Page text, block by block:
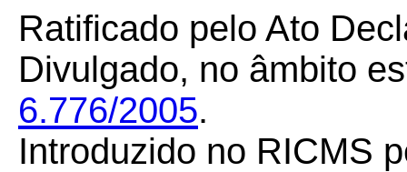
Ratificado pelo Ato
Divulgado, no âmbito
6.776/2005.
Introduzido no RICMS